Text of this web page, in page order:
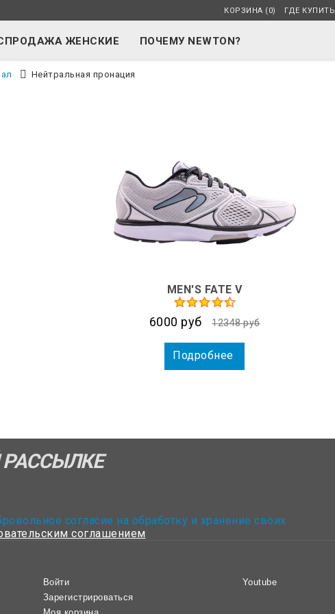
КОРЗИНА (0) ГДЕ КУПИТЬ
ЖЕНСКИЕ ПОЧЕМУ NEWTON?
Нейтральная пронация
MEN'S FATE V
6000 руб 12348 руб
Подробнее
согласие на обработку и хранение своих
соглашением.
Войти
Зарегистрироваться
Youtube